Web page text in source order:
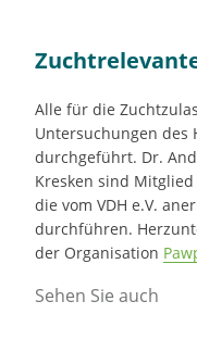
Alle für die
Untersuchungen des
durchgeführt. Dr.
Kresken sind
die vom VDH e.V.
durchführen.
der Organisation
Sehen Sie auch